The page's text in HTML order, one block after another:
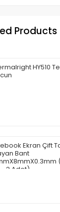
Products
HY510
Ekran Çift
Bant
- 2 Adet)